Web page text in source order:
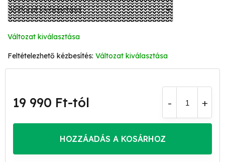
Változat kiválasztása
Változat kiválasztása
19 990 Ft-tól
HOZZÁADÁS A KOSÁRHOZ